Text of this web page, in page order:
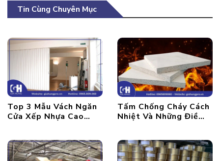
Tin Cùng Chuyên Mục
Top 3 Mẫu Vách Ngăn
Cửa Xếp Nhựa Cao
Tấm Chống Cháy Cách
Nhiệt Và Những Điều